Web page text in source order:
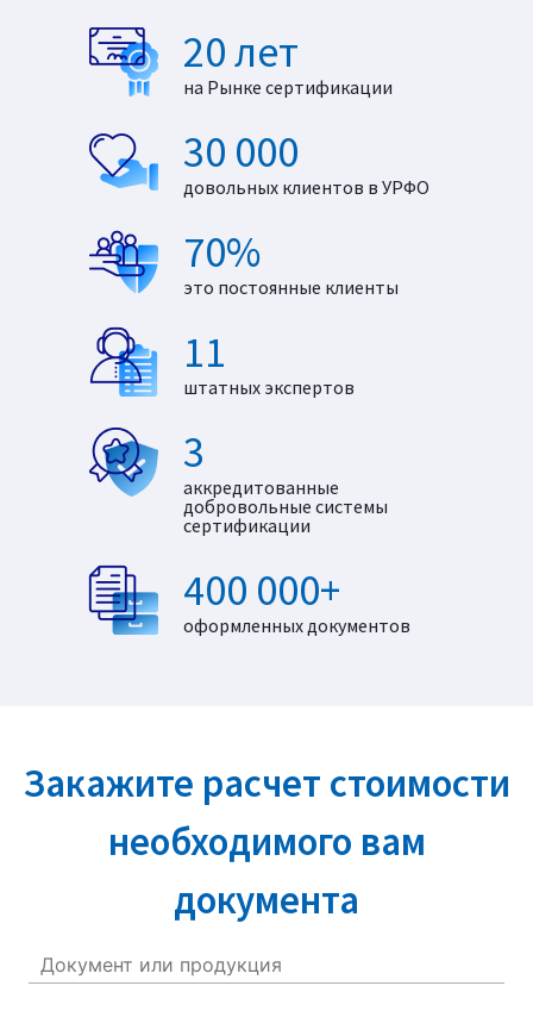
20 лет
на Рынке сертификации
30 000
довольных клиентов в УРФО
70%
это постоянные клиенты
11
штатных экспертов
3
аккредитованные
добровольные системы
сертификации
400 000+
оформленных документов
Закажите расчет стоимости
необходимого вам
документа